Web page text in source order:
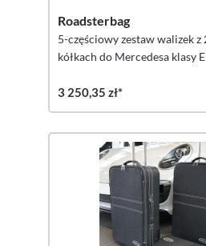
Roadsterbag
5-częściowy zestaw walizek z
kółkach do Mercedesa klasy
3 250,35 zł*